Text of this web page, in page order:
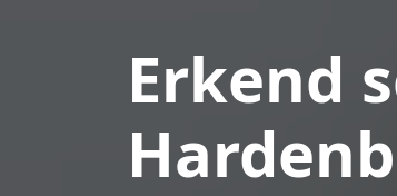
Erkend